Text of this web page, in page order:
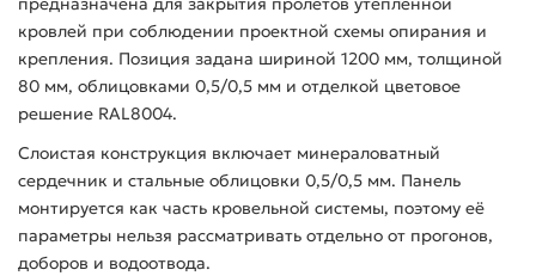
кровлей при соблюдении проектной схемы опирания и
крепления. Позиция задана шириной 1200 мм, толщиной
80 мм, облицовками 0,5/0,5 мм и отделкой цветовое
решение RAL8004.
Слоистая конструкция включает минераловатный
сердечник и стальные облицовки 0,5/0,5 мм. Панель
монтируется как часть кровельной системы, поэтому её
параметры нельзя рассматривать отдельно от прогонов,
доборов и водоотвода.